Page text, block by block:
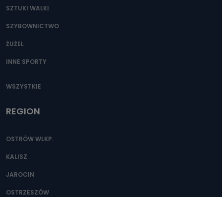
SZTUKI WALKI
SZYBOWNICTWO
ŻUŻEL
INNE SPORTY
WSZYSTKIE
REGION
OSTRÓW WLKP.
KALISZ
JAROCIN
OSTRZESZÓW